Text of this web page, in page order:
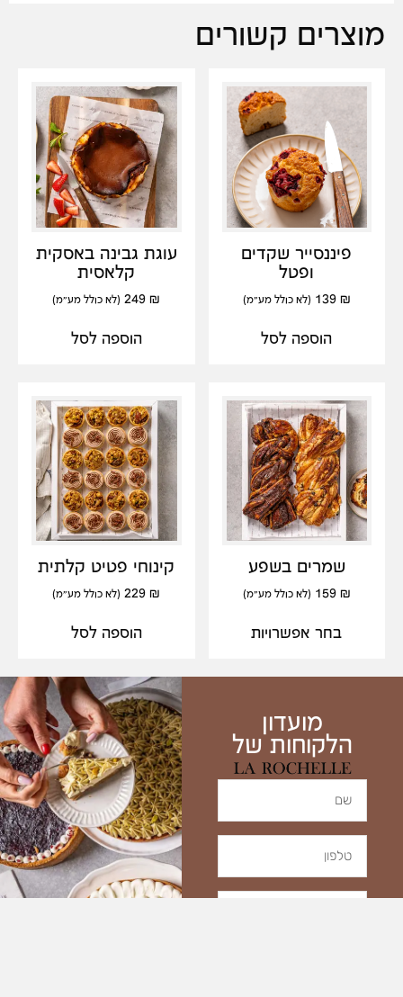
מוצרים קשורים
פיננסייר שקדים
ופטל
139 ₪ (לא כולל מע"מ)
הוספה לסל
עוגת גבינה באסקית
קלאסית
249₪ (לא כולל מע"מ)
הוספה לסל
שמרים בשפע
159 ₪ (לא כולל מע"מ)
בחר אפשרויות
קינוחי פטיט קלתית
229 ₪ (לא כולל מע"מ)
הוספה לסל
מועדון
הלקוחות של